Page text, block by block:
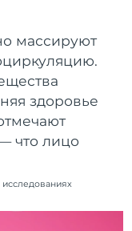
массируют
здоровье
что лицо
дата доставки
11/8/26
дата доставки
11/8/26
дата доставки
11/8/26
дата доставки